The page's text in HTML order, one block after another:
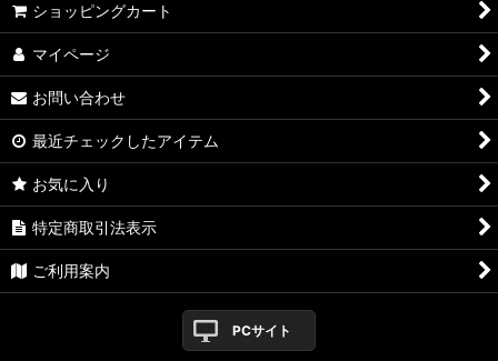
ショッピングカート
マイページ
お問い合わせ
最近チェックしたアイテム
お気に入り
特定商取引法表示
ご利用案内
PCサイト